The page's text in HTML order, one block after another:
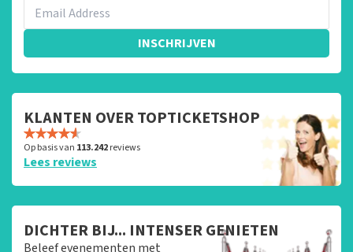
INSCHRIJVEN
KLANTEN OVER TOPTICKETSHOP
Op basis van 113.242reviews
Lees reviews
DICHTER BIJ... INTENSER GENIETEN
Beleef evenementen met